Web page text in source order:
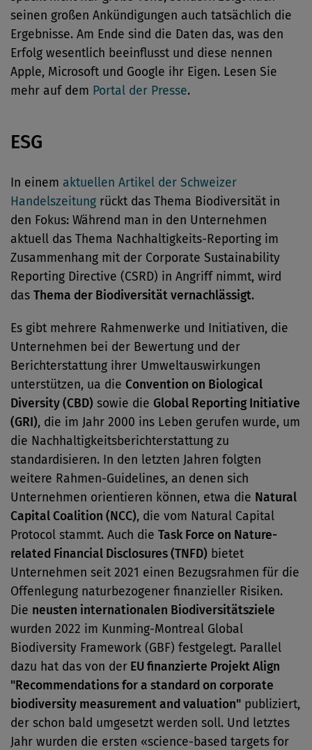
seinen großen Ankündigungen auch tatsächlich die
Ergebnisse. Am Ende sind die Daten das, was den
Erfolg wesentlich beeinflusst und diese nennen
Apple, Microsoft und Google ihr Eigen. Lesen Sie
mehr auf dem Portal der Presse.
ESG
In einem aktuellen Artikel der Schweizer
Handelszeitung rückt das Thema Biodiversität in
den Fokus: Während man in den Unternehmen
aktuell das Thema Nachhaltigkeits-Reporting im
Zusammenhang mit der Corporate Sustainability
Reporting Directive (CSRD) in Angriff nimmt, wird
das Thema der Biodiversität vernachlässigt.
Es gibt mehrere Rahmenwerke und Initiativen, die
Unternehmen bei der Bewertung und der
Berichterstattung ihrer Umweltauswirkungen
unterstützen, ua die Convention on Biological
Diversity (CBD) sowie die Global Reporting Initiative
(GRI), die im Jahr 2000 ins Leben gerufen wurde, um
die Nachhaltigkeitsberichterstattung zu
standardisieren. In den letzten Jahren folgten
weitere Rahmen-Guidelines, an denen sich
Unternehmen orientieren können, etwa die Natural
Capital Coalition (NCC), die vom Natural Capital
Protocol stammt. Auch die Task Force on Nature-
related Financial Disclosures (TNFD) bietet
Unternehmen seit 2021 einen Bezugsrahmen für die
Offenlegung naturbezogener finanzieller Risiken.
Die neusten internationalen Biodiversitätsziele
wurden 2022 im Kunming-Montreal Global
Biodiversity Framework (GBF) festgelegt. Parallel
dazu hat das von der EU finanzierte Projekt Align
"Recommendations for a standard on corporate
biodiversity measurement and valuation" publiziert,
der schon bald umgesetzt werden soll. Und letztes
Jahr wurden die ersten «science-based targets for